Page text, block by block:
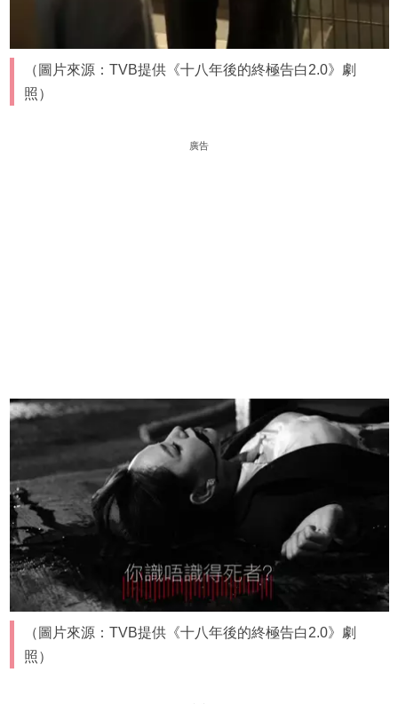
（圖片來源：TVB提供《十八年後的終極告白2.0》劇
照）
廣告
（圖片來源：TVB提供《十八年後的終極告白2.0》劇
照）